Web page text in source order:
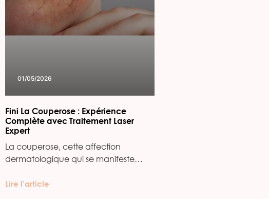
01/05/2026
Fini La Couperose : Expérience
Complète avec Traitement Laser
Expert
La couperose, cette affection
dermatologique qui se manifeste…
Lire l’article